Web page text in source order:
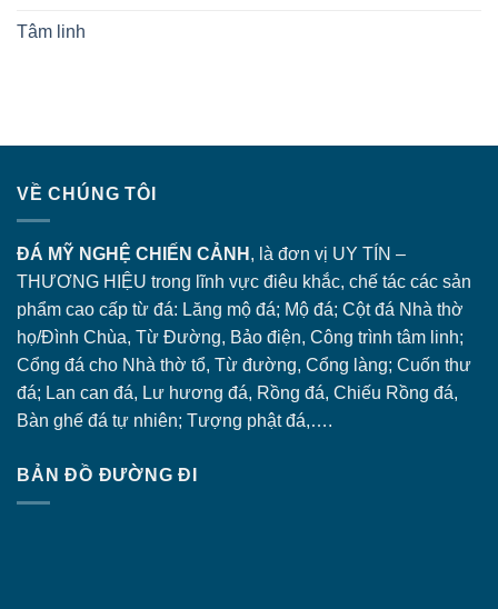
Tâm linh
VỀ CHÚNG TÔI
ĐÁ MỸ NGHỆ CHIẾN CẢNH , là đơn vị UY TÍN –
THƯƠNG HIỆU trong lĩnh vực điêu khắc, chế tác các sản
phẩm cao cấp từ đá: Lăng mộ đá; Mộ đá; Cột đá Nhà thờ
họ/Đình Chùa, Từ Đường, Bảo điện, Công trình tâm linh;
Cổng đá cho Nhà thờ tổ, Từ đường, Cổng làng; Cuốn thư
đá; Lan can đá, Lư hương đá, Rồng đá, Chiếu Rồng đá,
Bàn ghế đá tự nhiên; Tượng phật đá,….
BẢN ĐỒ ĐƯỜNG ĐI